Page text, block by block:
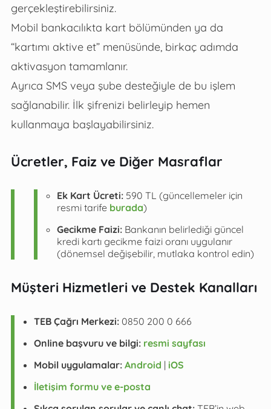
gerçekleştirebilirsiniz.
Mobil bankacılıkta kart bölümünden ya da
“kartımı aktive et” menüsünde, birkaç adımda
aktivasyon tamamlanır.
Ayrıca SMS veya şube desteğiyle de bu işlem
sağlanabilir. İlk şifrenizi belirleyip hemen
kullanmaya başlayabilirsiniz.
Ücretler, Faiz ve Diğer Masraflar
Ek Kart Ücreti:590 TL (güncellemeler için
resmi tarife burada)
Gecikme Faizi:Bankanın belirlediği güncel
kredi kartı gecikme faizi oranı uygulanır
(dönemsel değişebilir, mutlaka kontrol edin)
Müşteri Hizmetleri ve Destek Kanalları
TEB Çağrı Merkezi:0850 200 0 666
Online başvuru ve bilgi: resmi sayfası
Mobil uygulamalar: Android | iOS
İletişim formu ve e-posta